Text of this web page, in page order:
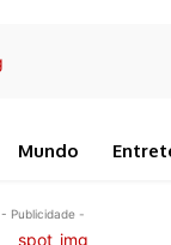
Mundo
- Publicidade -